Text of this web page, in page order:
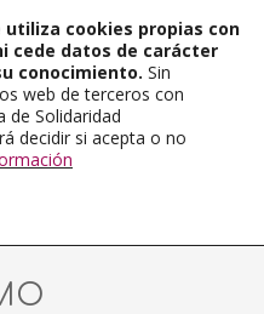
cookies propias con
cede datos de carácter
conocimiento. Sin
web de terceros con
de Solidaridad
decidir si acepta o no